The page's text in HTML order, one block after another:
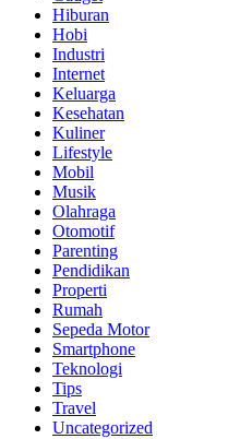
Hiburan
Hobi
Industri
Internet
Keluarga
Kesehatan
Kuliner
Lifestyle
Mobil
Musik
Olahraga
Otomotif
Parenting
Pendidikan
Properti
Rumah
Sepeda Motor
Smartphone
Teknologi
Tips
Travel
Uncategorized